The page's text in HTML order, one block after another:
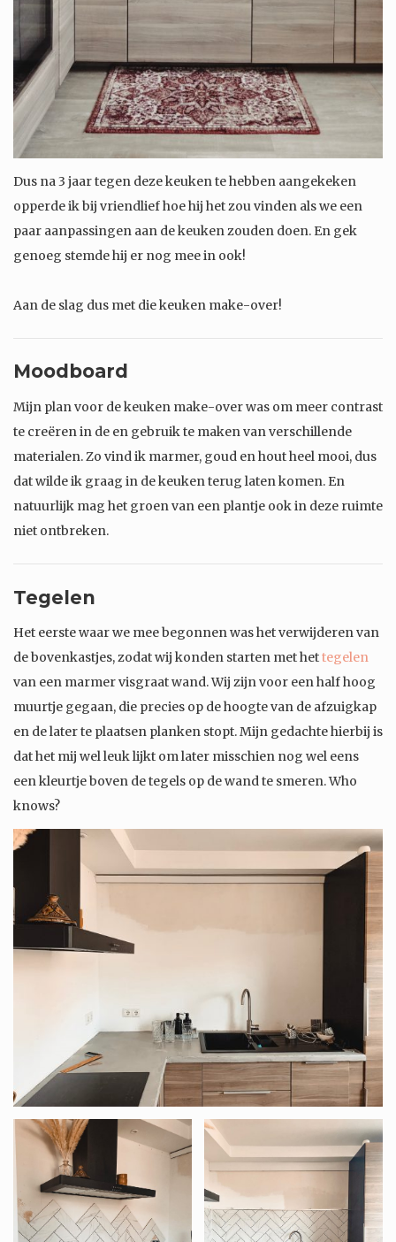
Dus na 3 jaar tegen deze keuken te hebben aangekeken
opperde ik bij vriendlief hoe hij het zou vinden als we een
paar aanpassingen aan de keuken zouden doen. En gek
genoeg stemde hij er nog mee in ook!
Aan de slag dus met die keuken make-over!
Moodboard
Mijn plan voor de keuken make-over was om meer contrast
te creëren in de en gebruik te maken van verschillende
materialen. Zo vind ik marmer, goud en hout heel mooi, dus
dat wilde ik graag in de keuken terug laten komen. En
natuurlijk mag het groen van een plantje ook in deze ruimte
niet ontbreken.
Tegelen
Het eerste waar we mee begonnen was het verwijderen van
de bovenkastjes, zodat wij konden starten met hettegelen
van een marmer visgraat wand. Wij zijn voor een half hoog
muurtje gegaan, die precies op de hoogte van de afzuigkap
en de later te plaatsen planken stopt. Mijn gedachte hierbij is
dat het mij wel leuk lijkt om later misschien nog wel eens
een kleurtje boven de tegels op de wand te smeren. Who
knows?